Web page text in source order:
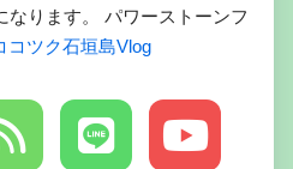
なります。 パワーストーンフ
コツク石垣島Vlog